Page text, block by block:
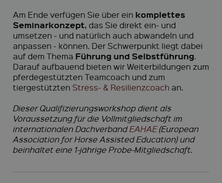
Am Ende verfügen Sie über ein komplettes
Seminarkonzept, das Sie direkt ein- und
umsetzen - und natürlich auch abwandeln und
anpassen - können. Der Schwerpunkt liegt dabei
auf dem Thema Führung und Selbstführung.
Darauf aufbauend bieten wir Weiterbildungen zum
pferdegestützten Teamcoach und zum
tiergestützten Stress- & Resilienzcoach an.
Dieser Qualifizierungsworkshop dient als
Voraussetzung für die Vollmitgliedschaft im
internationalen DachverbandEAHAE(European
Association for Horse Assisted Education) und
beinhaltet eine 1-jährige Probe-Mitgliedschaft.